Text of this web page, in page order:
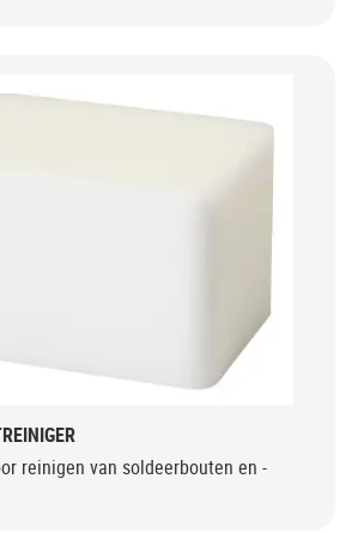
reinigen van soldeerbouten en -